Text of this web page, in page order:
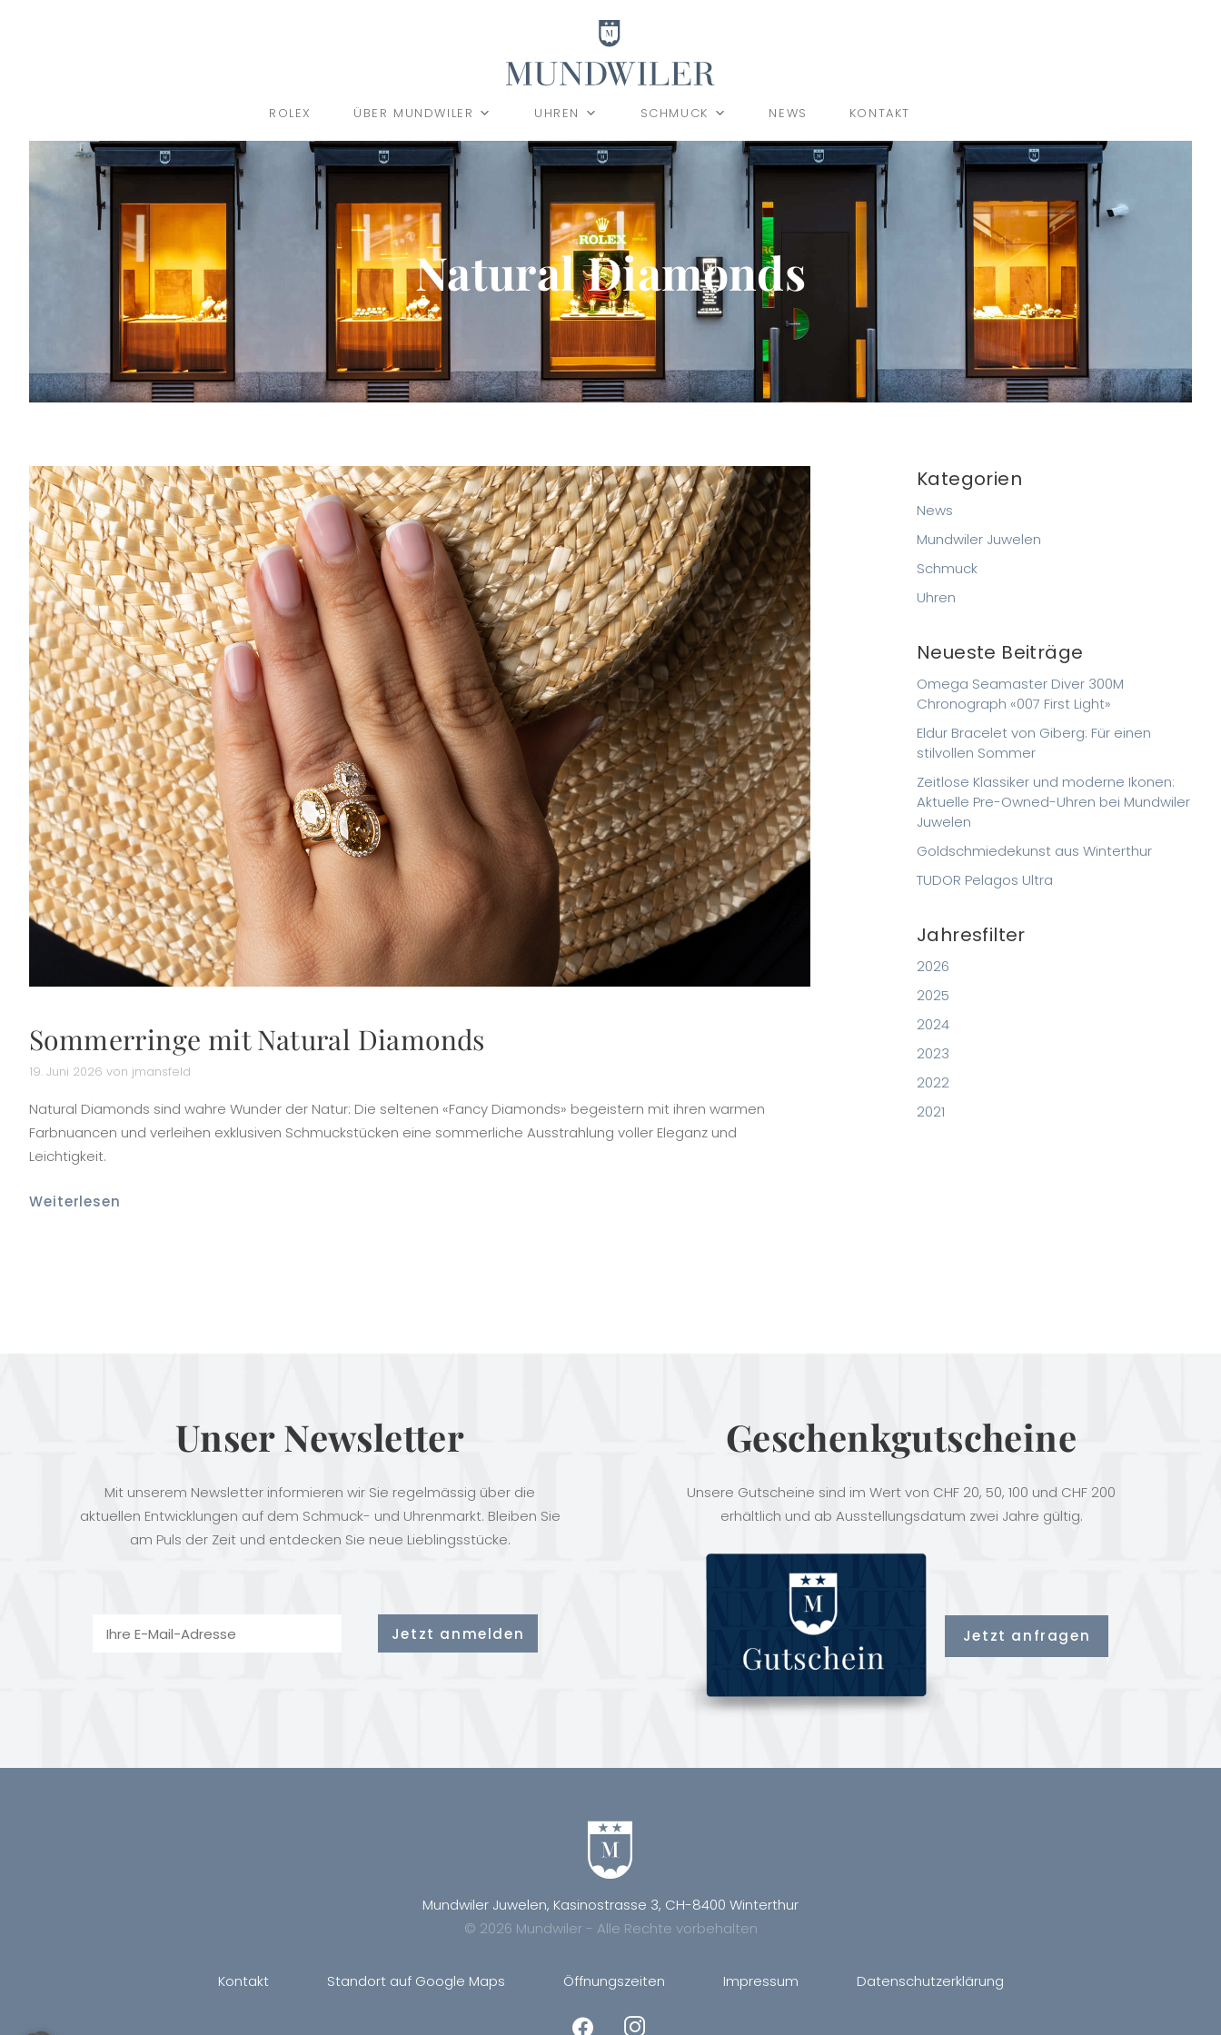
ROLEX ÜBER MUNDWILER UHREN SCHMUCK NEWS KONTAKT
Natural Diamonds
Sommerringe mit Natural Diamonds
19. Juni 2026 von jmansfeld
Natural Diamonds sind wahre Wunder der Natur: Die seltenen «Fancy Diamonds» begeistern mit ihren warmen
Farbnuancen und verleihen exklusiven Schmuckstücken eine sommerliche Ausstrahlung voller Eleganz und
Leichtigkeit.
Weiterlesen
Kategorien
News
Mundwiler Juwelen
Schmuck
Uhren
Neueste Beiträge
Omega Seamaster Diver 300M
Chronograph «007 First Light»
Eldur Bracelet von Giberg: Für einen
stilvollen Sommer
Zeitlose Klassiker und moderne Ikonen:
Aktuelle Pre-Owned-Uhren bei Mundwiler
Juwelen
Goldschmiedekunst aus Winterthur
TUDOR Pelagos Ultra
Jahresfilter
2026
2025
2024
2023
2022
2021
Unser Newsletter
Mit unserem Newsletter informieren wir Sie regelmässig über die
aktuellen Entwicklungen auf dem Schmuck- und Uhrenmarkt. Bleiben Sie
am Puls der Zeit und entdecken Sie neue Lieblingsstücke.
Geschenkgutscheine
Unsere Gutscheine sind im Wert von CHF 20, 50, 100 und CHF 200
erhältlich und ab Ausstellungsdatum zwei Jahre gültig.
Jetzt anfragen
Mundwiler Juwelen, Kasinostrasse 3, CH-8400 Winterthur
© 2026 Mundwiler - Alle Rechte vorbehalten
Kontakt Standort auf Google Maps Öffnungszeiten Impressum Datenschutzerklärung